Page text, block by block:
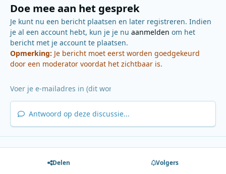
Doe mee aan het gesprek
Je kunt nu een bericht plaatsen en later registreren. Indien
je al een account hebt, kun je je nu aanmelden om het
bericht met je account te plaatsen.
Opmerking: Je bericht moet eerst worden goedgekeurd
door een moderator voordat het zichtbaar is.
Antwoord op deze discussie...
Delen Volgers